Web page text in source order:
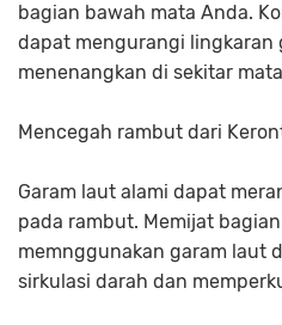
bagian bawah mata Anda.
dapat mengurangi lingkaran
menenangkan di sekitar
Mencegah rambut dari
Garam laut alami dapat
pada rambut. Memijat
memnggunakan garam laut
sirkulasi darah dan